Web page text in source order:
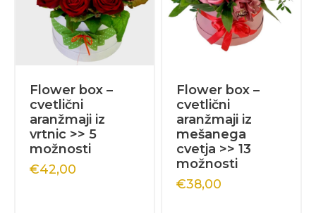
Flower box –
cvetlični
aranžmaji iz
vrtnic >> 5
možnosti
€42,00
Flower box –
cvetlični
aranžmaji iz
mešanega
cvetja >> 13
možnosti
€38,00